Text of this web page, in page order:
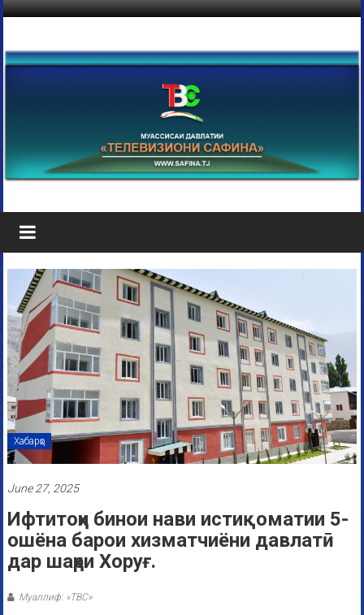
Хабарҳо
June 27, 2025
Ифтитоҳи бинои нави истиқоматии 5-
ошёна барои хизматчиёни давлатӣ
дар шаҳри Хоруғ.
Муаллиф: «ТВС»